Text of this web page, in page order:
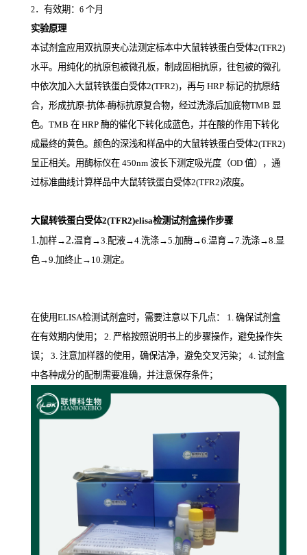
2．有效期： 6 个月
实验原理
本试剂盒应用双抗原夹心法测定标本中大鼠转铁蛋白受体2(TFR2)
水平。用纯化的抗原包被微孔板，制成固相抗原，往包被的微孔
中依次加入大鼠转铁蛋白受体2(TFR2)，再与 HRP 标记的抗原结
合，形成抗原-抗体-酶标抗原复合物，经过洗涤后加底物TMB 显
色。 TMB 在 HRP 酶的催化下转化成蓝色，并在酸的作用下转化
成最终的黄色。颜色的深浅和样品中的大鼠转铁蛋白受体2(TFR2)
呈正相关。用酶标仪在 450nm 波长下测定吸光度（OD 值），通
过标准曲线计算样品中大鼠转铁蛋白受体2(TFR2)浓度。
大鼠转铁蛋白受体2(TFR2)elisa检测试剂盒操作步骤
1.加样→ 2.温育→3.配液→4.洗涤→5.加酶→6.温育→7.洗涤→8.显
色→9.加终止→10.测定。
在使用ELISA检测试剂盒时，需要注意以下几点： 1. 确保试剂盒
在有效期内使用； 2. 严格按照说明书上的步骤操作，避免操作失
误； 3. 注意加样器的使用，确保洁净，避免交叉污染； 4. 试剂盒
中各种成分的配制需要准确，并注意保存条件；